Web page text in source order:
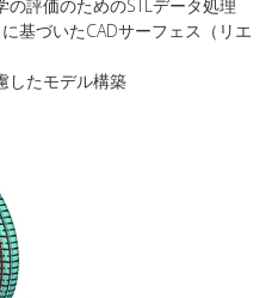
評価のためのSTLデータ処理
基づいたCADサーフェス（リエ
したモデル構築